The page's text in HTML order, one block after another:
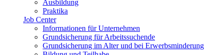
Ausbildung
Praktika
Job Center
Informationen für Unternehmen
Grundsicherung für Arbeitssuchende
Grundsicherung im Alter und bei Erwerbsminderung